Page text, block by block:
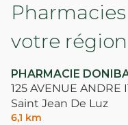
votre région
PHARMACIE
125 AVENUE ANDRE
Saint Jean De Luz
6,1 km